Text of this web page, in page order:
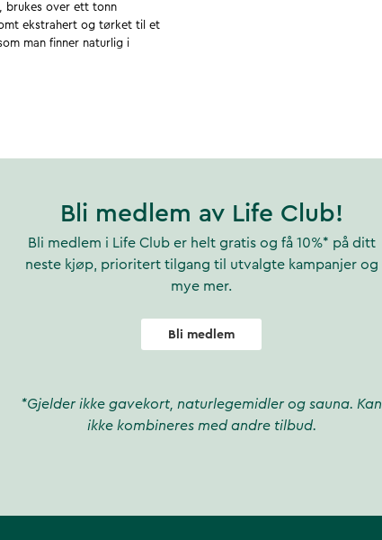
brukes over ett tonn
ekstrahert og tørket til et
man finner naturlig i
blir dette en
dette viktige vitaminet via
høst og vinter.
i kroppen vår. I
knoklenes,
Bli medlem av Life Club!
Bli medlem i Life Club er helt gratis og få 10%* på ditt
neste kjøp, prioritert tilgang til utvalgte kampanjer og
mye mer.
Bli medlem
*Gjelder ikke gavekort, naturlegemidler og sauna. Kan
ikke kombineres med andre tilbud.